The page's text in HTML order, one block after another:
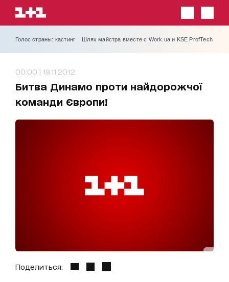
Голос страны: кастинг Шлях майстра вместе с Work.ua и KSE ProfTech
00:00 | 19.11.2012
Битва Динамо проти найдорожчої
команди Європи!
Поделиться: